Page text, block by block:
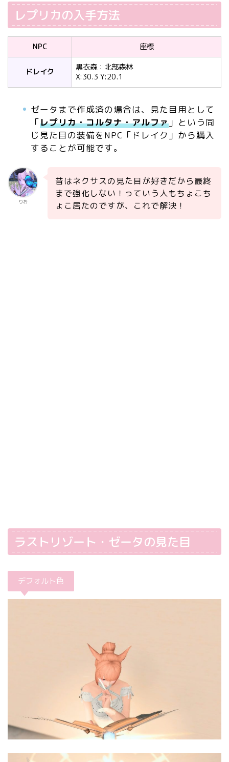
レプリカの入手方法
NPC 座標
ドレイク
黒衣森：北部森林
X:30.3 Y:20.1
ゼータまで作成済の場合は、見た目用として
「レプリカ・コルタナ・アルファ 」という同
じ見た目の装備をNPC「ドレイク」から購入
することが可能です。
りお
昔はネクサスの見た目が好きだから最終
まで強化しない！っていう人もちょこち
ょこ居たのですが、これで解決！
ラストリゾート・ゼータの見た目
デフォルト色